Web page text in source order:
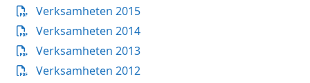
Verksamheten 2015
Verksamheten 2014
Verksamheten 2013
Verksamheten 2012